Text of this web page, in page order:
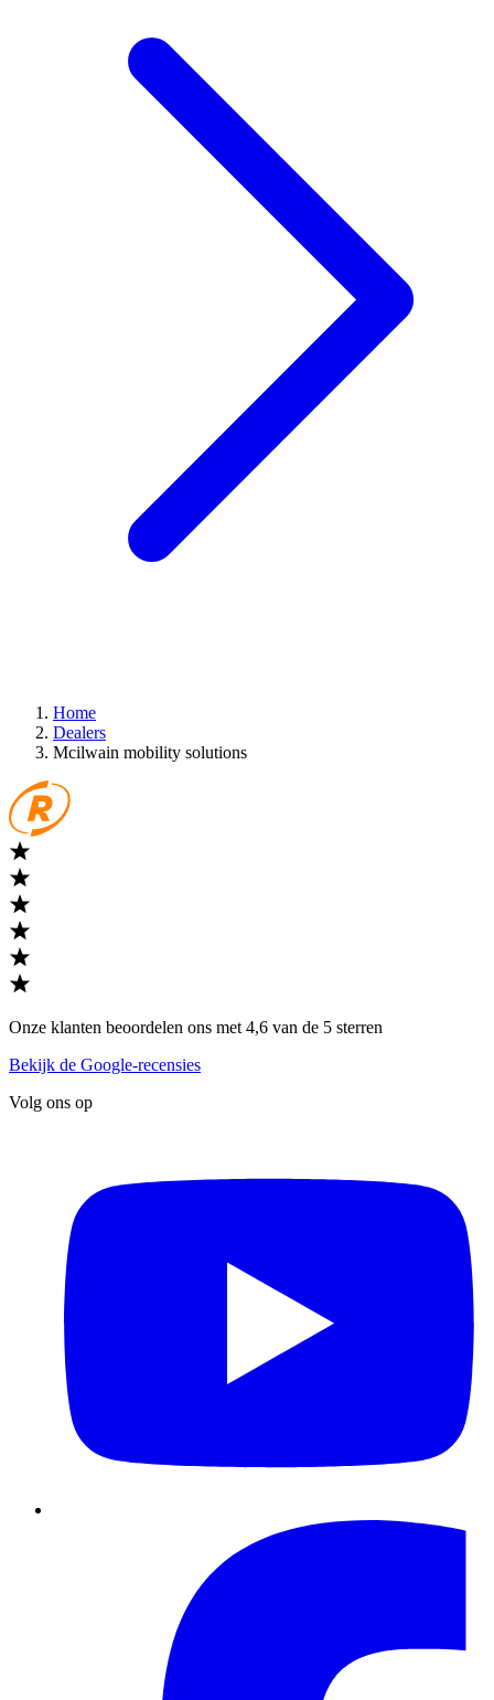
Home
Dealers
Mcilwain mobility solutions
Onze klanten beoordelen ons met 4,6 van de 5 sterren
Bekijk de Google-recensies
Volg ons op